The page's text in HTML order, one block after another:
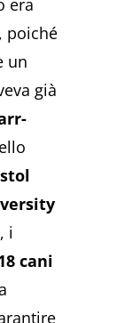
poiché
un
già
i
cani